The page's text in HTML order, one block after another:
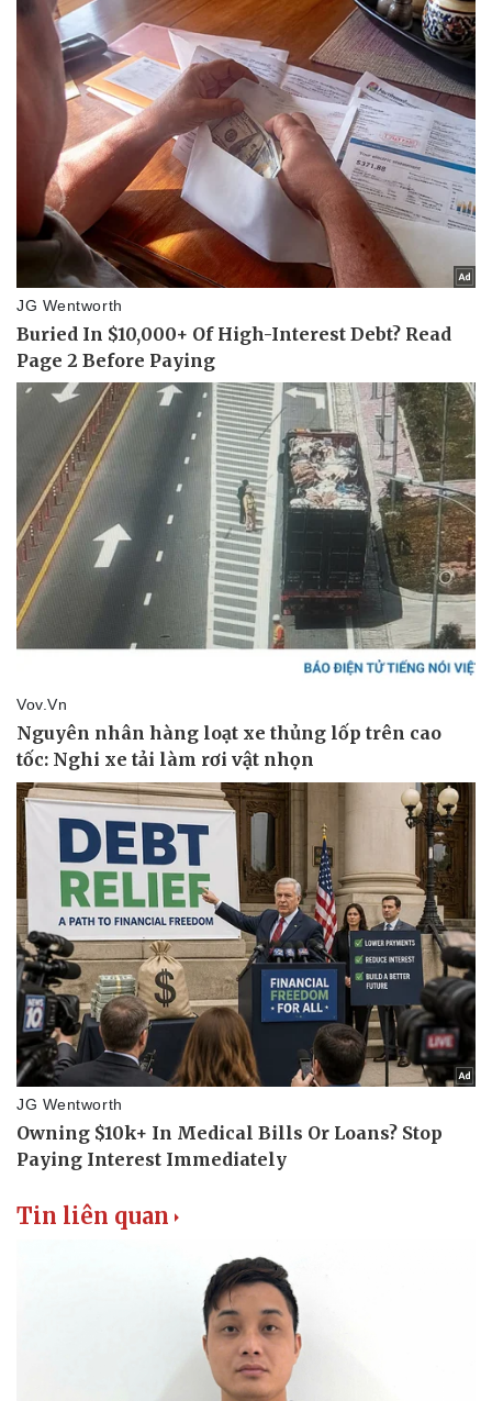
Thể thao
Bóng đá
Lịch thi đấu bóng đá
Thế giới thể thao
eSports
Hậu trường
Ô tô - Xe máy
Ô tô
Xe máy
Tư vấn
Tin liên quan